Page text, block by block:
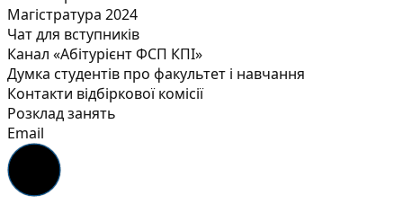
Магістратура 2024
Чат для вступників
Канал «Абітурієнт ФСП КПІ»
Думка студентів про факультет і навчання
Контакти відбіркової комісії
Розклад занять
Email